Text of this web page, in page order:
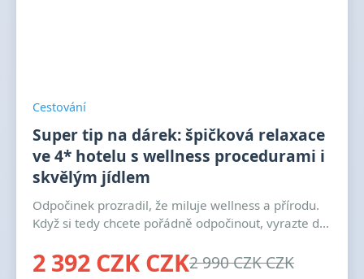
Cestování
Super tip na dárek: špičková relaxace
ve 4* hotelu s wellness procedurami i
skvělým jídlem
Odpočinek prozradil, že miluje wellness a přírodu.
Když si tedy chcete pořádně odpočinout, vyrazte d...
2 392 CZK CZK2 990 CZK CZK